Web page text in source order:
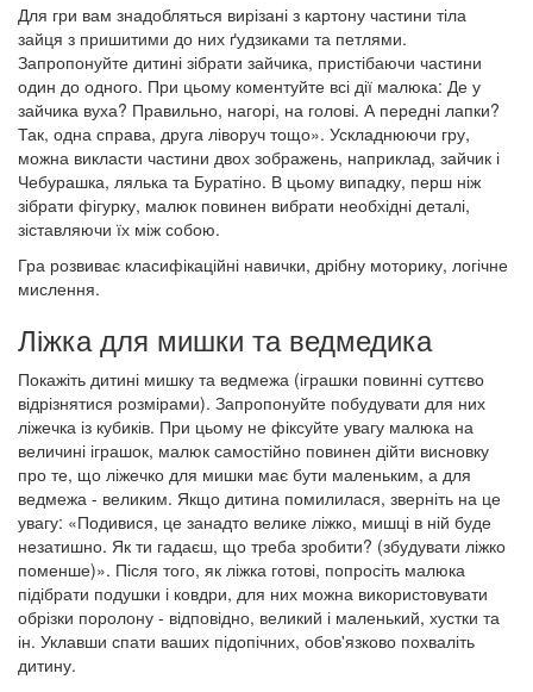
Для гри вам знадобляться вирізані з картону частини тіла
зайця з пришитими до них ґудзиками та петлями.
Запропонуйте дитині зібрати зайчика, пристібаючи частини
один до одного. При цьому коментуйте всі дії малюка: Де у
зайчика вуха? Правильно, нагорі, на голові. А передні лапки?
Так, одна справа, друга ліворуч тощо». Ускладнюючи гру,
можна викласти частини двох зображень, наприклад, зайчик і
Чебурашка, лялька та Буратіно. В цьому випадку, перш ніж
зібрати фігурку, малюк повинен вибрати необхідні деталі,
зіставляючи їх між собою.
Гра розвиває класифікаційні навички, дрібну моторику, логічне
мислення.
Ліжка для мишки та ведмедика
Покажіть дитині мишку та ведмежа (іграшки повинні суттєво
відрізнятися розмірами). Запропонуйте побудувати для них
ліжечка із кубиків. При цьому не фіксуйте увагу малюка на
величині іграшок, малюк самостійно повинен дійти висновку
про те, що ліжечко для мишки має бути маленьким, а для
ведмежа - великим. Якщо дитина помилилася, зверніть на це
увагу: «Подивися, це занадто велике ліжко, мишці в ній буде
незатишно. Як ти гадаєш, що треба зробити? (збудувати ліжко
поменше)». Після того, як ліжка готові, попросіть малюка
підібрати подушки і ковдри, для них можна використовувати
обрізки поролону - відповідно, великий і маленький, хустки та
ін. Уклавши спати ваших підопічних, обов'язково похваліть
дитину.